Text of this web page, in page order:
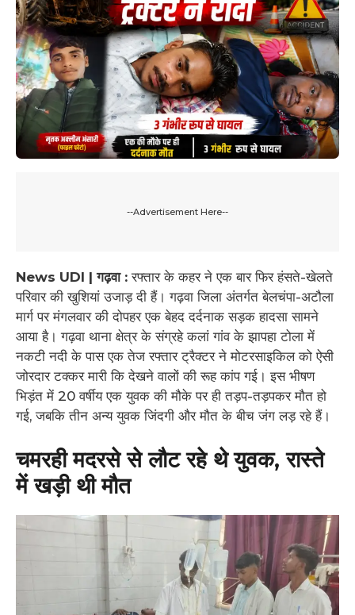
--Advertisement Here--
News UDI | गढ़वा : रफ्तार के कहर ने एक बार फिर हंसते-खेलते
परिवार की खुशियां उजाड़ दी हैं। गढ़वा जिला अंतर्गत बेलचंपा-अटौला
मार्ग पर मंगलवार की दोपहर एक बेहद दर्दनाक सड़क हादसा सामने
आया है। गढ़वा थाना क्षेत्र के संग्रहे कलां गांव के झापहा टोला में
नकटी नदी के पास एक तेज रफ्तार ट्रैक्टर ने मोटरसाइकिल को ऐसी
जोरदार टक्कर मारी कि देखने वालों की रूह कांप गई। इस भीषण
भिड़ंत में 20 वर्षीय एक युवक की मौके पर ही तड़प-तड़पकर मौत हो
गई, जबकि तीन अन्य युवक जिंदगी और मौत के बीच जंग लड़ रहे हैं।
चमरही मदरसे से लौट रहे थे युवक, रास्ते
में खड़ी थी मौत